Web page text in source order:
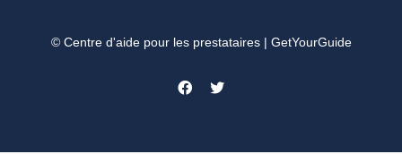
© Centre d'aide pour les prestataires | GetYourGuide
Facebook
Twitter